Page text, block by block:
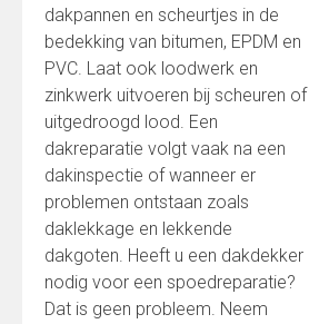
dakpannen en scheurtjes in de
bedekking van bitumen, EPDM en
PVC. Laat ook loodwerk en
zinkwerk uitvoeren bij scheuren of
uitgedroogd lood. Een
dakreparatie volgt vaak na een
dakinspectie of wanneer er
problemen ontstaan zoals
daklekkage en lekkende
dakgoten. Heeft u een dakdekker
nodig voor een spoedreparatie?
Dat is geen probleem. Neem